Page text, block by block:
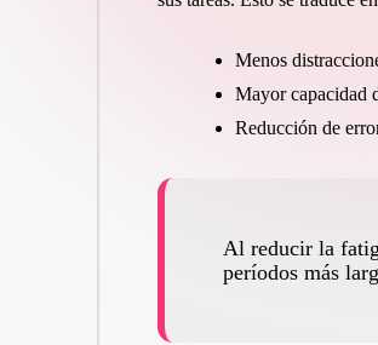
Menos
Mayor capacidad
Reducción de
Al reducir la
períodos más